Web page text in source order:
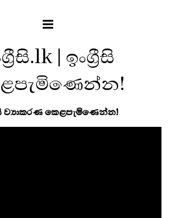
| ඉංග්‍රීසි
ව්‍යාකරණ කෙළපැමිණෙන්න!